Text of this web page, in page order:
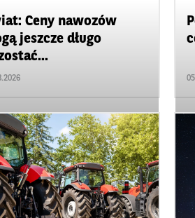
Ceny nawozów
jeszcze długo